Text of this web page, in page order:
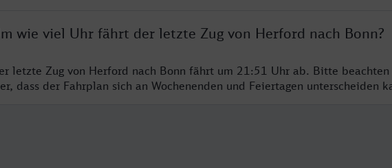
wie viel Uhr fährt der letzte Zug von Herford nach Bonn?
letzte Zug von Herford nach Bonn fährt um 21:51 Uhr ab. Bitte beachten
dass der Fahrplan sich an Wochenenden und Feiertagen unterscheiden